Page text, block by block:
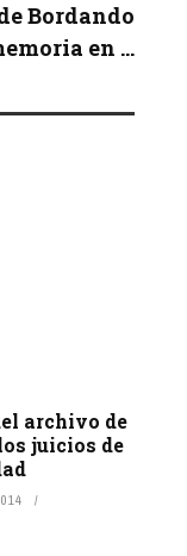
Bordando
en ...
archivo de
juicios de